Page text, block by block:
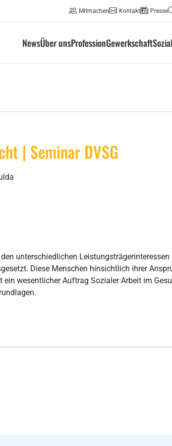
Mitmachen Kontakt Presse
NewsÜber unsProfessionGewerkschaft
| Seminar DVSG
unterschiedlichen Leistungsträgerinteressen
Diese Menschen hinsichtlich ihrer
wesentlicher Auftrag Sozialer Arbeit im